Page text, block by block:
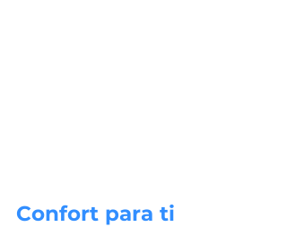
Confort para ti